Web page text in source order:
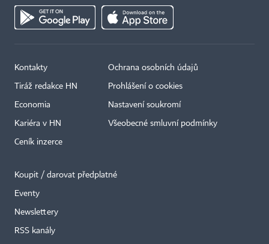
Kontakty
Tiráž redakce HN
Economia
Kariéra v HN
Ceník inzerce
Ochrana osobních údajů
Prohlášení o cookies
Nastavení soukromí
Všeobecné smluvní podmínky
Koupit / darovat předplatné
Eventy
Newslettery
RSS kanály